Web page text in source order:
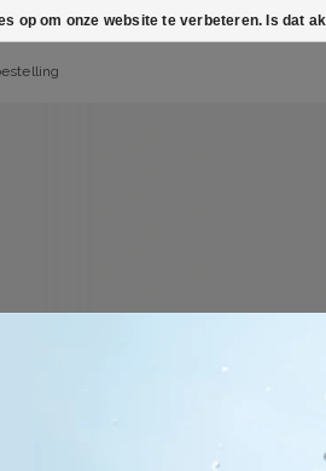
Haarverzorging
op om onze website te verbeteren. Is dat